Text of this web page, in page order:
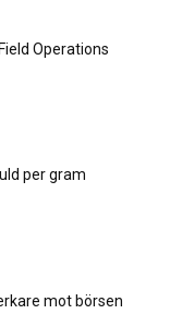
Operations
per gram
mot börsen